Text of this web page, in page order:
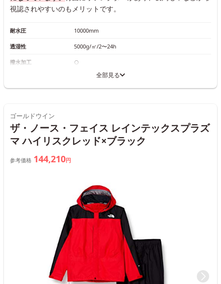
視認されやすいのもメリットです。
耐水圧 10000mm
透湿性 5000g/㎡/2〜24h
撥水加工 ○
全部見る
ゴールドウイン
ザ・ノース・フェイス レインテックスプラズ
マ ハイリスクレッド×ブラック
参考価格 144,210円